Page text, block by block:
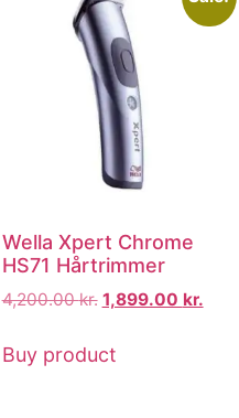
Wella Xpert Chrome
HS71 Hårtrimmer
4,200.00kr. 1,899.00 kr.
Buy product